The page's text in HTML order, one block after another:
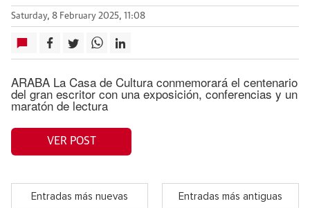
Saturday, 8 February 2025, 11:08
ARABA La Casa de Cultura conmemorará el centenario
del gran escritor con una exposición, conferencias y un
maratón de lectura
VER POST
Entradas más nuevas Entradas más antiguas